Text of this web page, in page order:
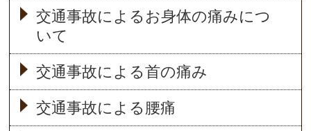
交通事故によるお身体の痛みにつ
いて
交通事故による首の痛み
交通事故による腰痛